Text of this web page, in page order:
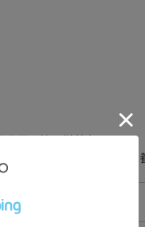
作用を持つ栄養素です。
胞の健康維持を助ける栄